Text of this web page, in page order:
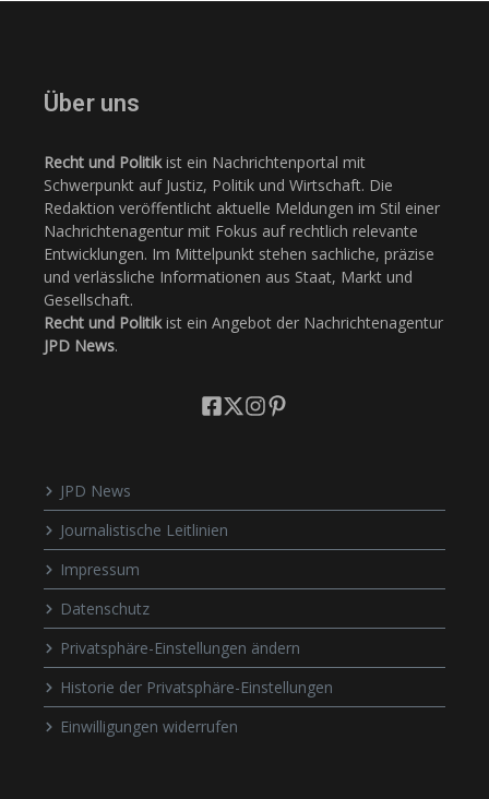
Über uns
Recht und Politikist ein Nachrichtenportal mit
Schwerpunkt auf Justiz, Politik und Wirtschaft. Die
Redaktion veröffentlicht aktuelle Meldungen im Stil einer
Nachrichtenagentur mit Fokus auf rechtlich relevante
Entwicklungen. Im Mittelpunkt stehen sachliche, präzise
und verlässliche Informationen aus Staat, Markt und
Gesellschaft.
Recht und Politikist ein Angebot der Nachrichtenagentur
JPD News.
JPD News
Journalistische Leitlinien
Impressum
Datenschutz
Privatsphäre-Einstellungen ändern
Historie der Privatsphäre-Einstellungen
Einwilligungen widerrufen